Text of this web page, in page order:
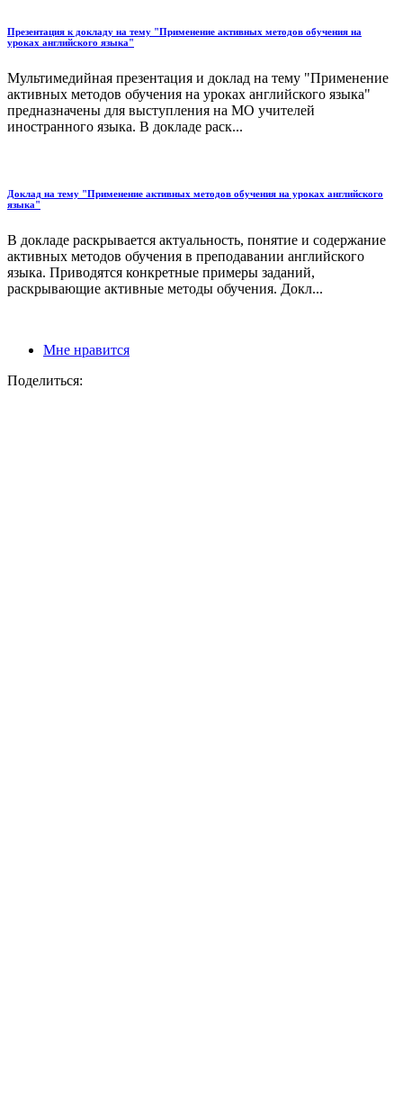
Презентация к докладу на тему "Применение активных методов обучения на
уроках английского языка"
Мультимедийная презентация и доклад на тему "Применение
активных методов обучения на уроках английского языка"
предназначены для выступления на МО учителей
иностранного языка. В докладе раск...
Доклад на тему "Применение активных методов обучения на уроках английского
языка"
В докладе раскрывается актуальность, понятие и содержание
активных методов обучения в преподавании английского
языка. Приводятся конкретные примеры заданий,
раскрывающие активные методы обучения. Докл...
Мне нравится
Поделиться: